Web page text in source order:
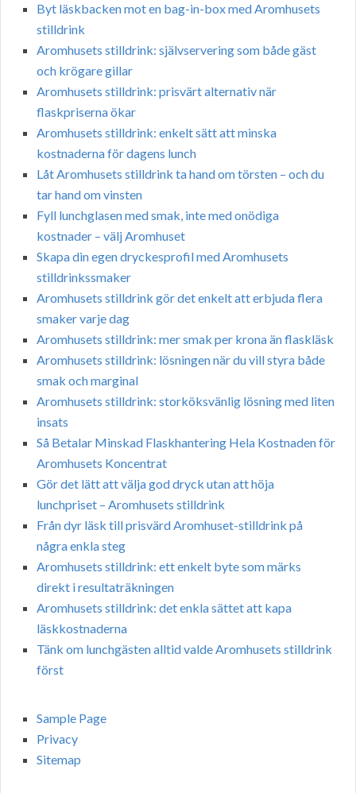
Byt läskbacken mot en bag-in-box med Aromhusets
stilldrink
Aromhusets stilldrink: självservering som både gäst
och krögare gillar
Aromhusets stilldrink: prisvärt alternativ när
flaskpriserna ökar
Aromhusets stilldrink: enkelt sätt att minska
kostnaderna för dagens lunch
Låt Aromhusets stilldrink ta hand om törsten – och du
tar hand om vinsten
Fyll lunchglasen med smak, inte med onödiga
kostnader – välj Aromhuset
Skapa din egen dryckesprofil med Aromhusets
stilldrinkssmaker
Aromhusets stilldrink gör det enkelt att erbjuda flera
smaker varje dag
Aromhusets stilldrink: mer smak per krona än flaskläsk
Aromhusets stilldrink: lösningen när du vill styra både
smak och marginal
Aromhusets stilldrink: storköksvänlig lösning med liten
insats
Så Betalar Minskad Flaskhantering Hela Kostnaden för
Aromhusets Koncentrat
Gör det lätt att välja god dryck utan att höja
lunchpriset – Aromhusets stilldrink
Från dyr läsk till prisvärd Aromhuset-stilldrink på
några enkla steg
Aromhusets stilldrink: ett enkelt byte som märks
direkt i resultaträkningen
Aromhusets stilldrink: det enkla sättet att kapa
läskkostnaderna
Tänk om lunchgästen alltid valde Aromhusets stilldrink
först
Sample Page
Privacy
Sitemap